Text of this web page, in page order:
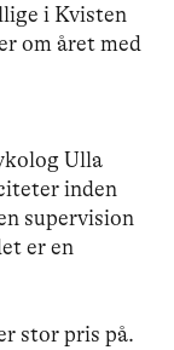
i Kvisten
om året med
Ulla
inden
supervision
er en
stor pris på.